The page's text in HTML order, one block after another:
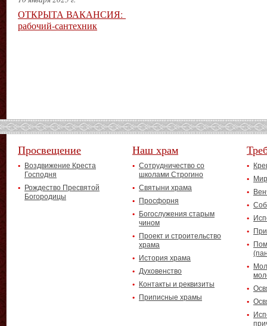
ОТКРЫТА ВАКАНСИЯ:
рабочий-сантехник
Просвещение
Воздвижение Креста
Господня
Рождество Пресвятой
Богородицы
Наш храм
Сотрудничество со
школами Строгино
Святыни храма
Просфорня
Богослужения старым
чином
Проект и строительство
храма
История храма
Духовенство
Контакты и реквизиты
Приписные храмы